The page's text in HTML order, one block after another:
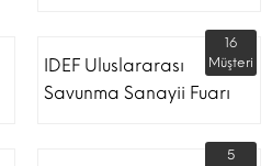
IDEF Uluslararası
Savunma Sanayii Fuarı
16
Müşteri
5